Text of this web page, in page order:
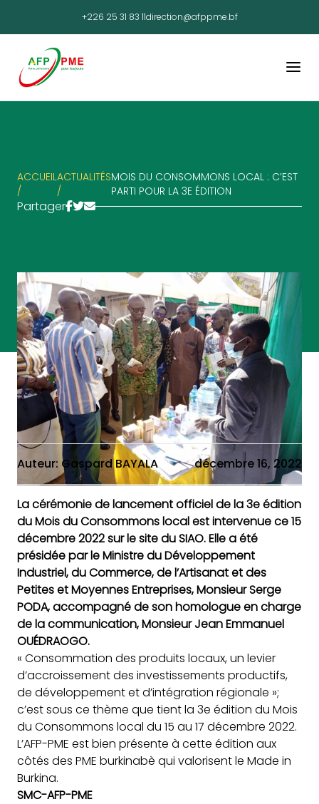
+226 25 31 83 11direction@afppme.bf
ACCUEIL
/
ACTUALITÉS
/
MOIS DU CONSOMMONS LOCAL : C’EST
PARTI POUR LA 3E ÉDITION
Partager
Auteur: Gaspard BAYALA décembre 16, 2022
La cérémonie de lancement officiel de la 3e édition
du Mois du Consommons local est intervenue ce 15
décembre 2022 sur le site du SIAO. Elle a été
présidée par le Ministre du Développement
Industriel, du Commerce, de l’Artisanat et des
Petites et Moyennes Entreprises, Monsieur Serge
PODA, accompagné de son homologue en charge
de la communication, Monsieur Jean Emmanuel
OUÉDRAOGO.
« Consommation des produits locaux, un levier
d’accroissement des investissements productifs,
de développement et d’intégration régionale »;
c’est sous ce thème que tient la 3e édition du Mois
du Consommons local du 15 au 17 décembre 2022.
L’AFP-PME est bien présente à cette édition aux
côtés des PME burkinabè qui valorisent le Made in
Burkina.
SMC-AFP-PME